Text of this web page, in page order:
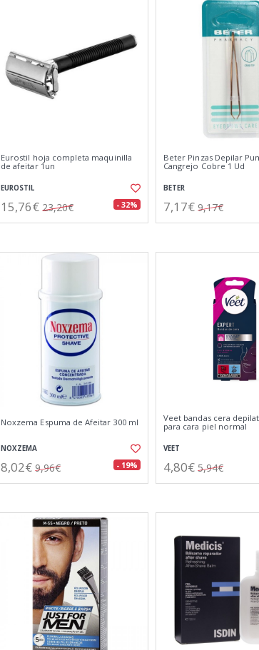
Eurostil hoja completa maquinilla
de afeitar 1un
EUROSTIL
15,76€ 23,20€ - 32%
Beter Pinzas Depilar
Cangrejo Cobre 1 Ud
BETER
7,17€ 9,17€
Noxzema Espuma de Afeitar 300 ml
NOXZEMA
8,02€ 9,96€ - 19%
Veet bandas cera
para cara piel normal
VEET
4,80€ 5,94€